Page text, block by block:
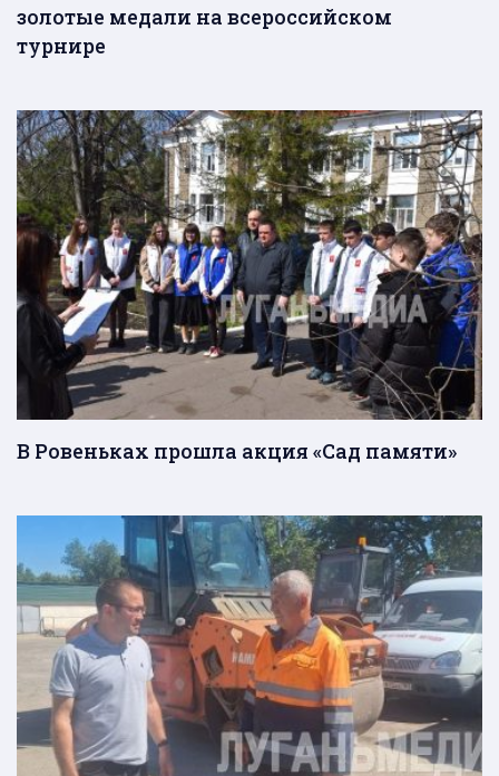
золотые медали на всероссийском
турнире
В Ровеньках прошла акция «Сад памяти»